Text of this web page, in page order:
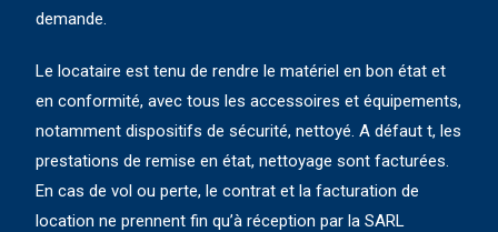
demande.
Le locataire est tenu de rendre le matériel en bon état et
en conformité, avec tous les accessoires et équipements,
notamment dispositifs de sécurité, nettoyé. A défaut t, les
prestations de remise en état, nettoyage sont facturées.
En cas de vol ou perte, le contrat et la facturation de
location ne prennent fin qu’à réception par la SARL